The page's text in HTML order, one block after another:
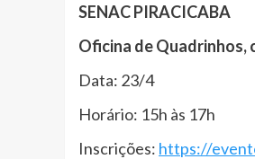
SENAC PIRACICABA
Oficina de Quadrinhos,
Data: 23/4
Horário: 15h às 17h
Inscrições: https://